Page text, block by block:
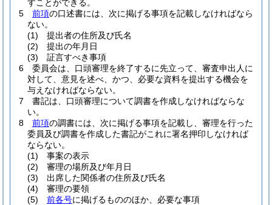
すことができる。
5
前項の口述書には、次に掲げる事項を記載しなければなら
ない。
(1)
提出者の住所及び氏名
(2)
提出の年月日
(3)
証言すべき事項
6
委員会は、口頭審理を終了するに先立って、審査申出人に
対して、意見を述べ、かつ、必要な資料を提出する機会を
与えなければならない。
7
書記は、口頭審理について調書を作成しなければならな
い。
8
前項の調書には、次に掲げる事項を記載し、審理を行った
委員及び調書を作成した書記がこれに署名押印しなければ
ならない。
(1)
事案の表示
(2)
審理の場所及び年月日
(3)
出席した関係者の住所及び氏名
(4)
審理の要領
(5)
前各号に掲げるもののほか、必要な事項